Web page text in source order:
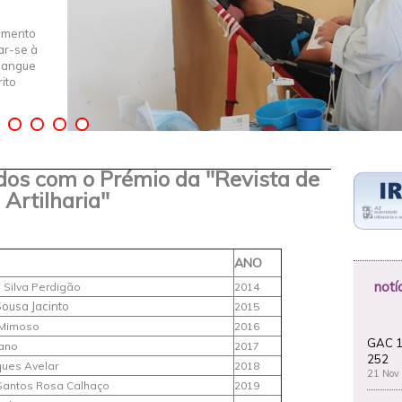
se à
com o Prémio da "Revista de
Artilharia"
ANO
Perdigão 2014
Jacinto
2015
2016
2017
Avelar
2018
Rosa Calhaço
2019
GAC
252
21